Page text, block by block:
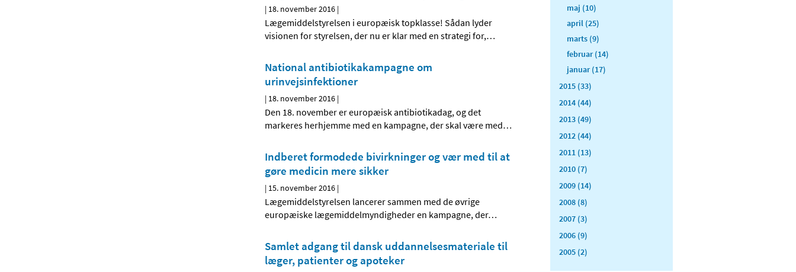
| 18. november 2016 |
Lægemiddelstyrelsen i europæisk topklasse! Sådan lyder
visionen for styrelsen, der nu er klar med en strategi for,…
National antibiotikakampagne om
urinvejsinfektioner
| 18. november 2016 |
Den 18. november er europæisk antibiotikadag, og det
markeres herhjemme med en kampagne, der skal være med…
Indberet formodede bivirkninger og vær med til at
gøre medicin mere sikker
| 15. november 2016 |
Lægemiddelstyrelsen lancerer sammen med de øvrige
europæiske lægemiddelmyndigheder en kampagne, der…
Samlet adgang til dansk uddannelsesmateriale til
læger, patienter og apoteker
maj (10)
april (25)
marts (9)
februar (14)
januar (17)
2015 (33)
2014 (44)
2013 (49)
2012 (44)
2011 (13)
2010 (7)
2009 (14)
2008 (8)
2007 (3)
2006 (9)
2005 (2)